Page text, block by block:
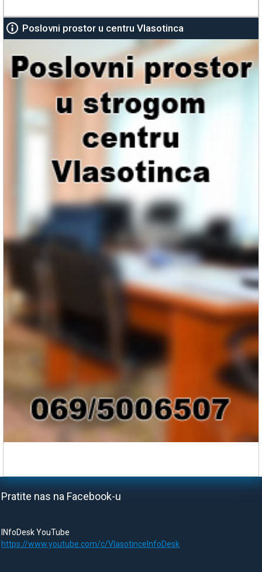
Poslovni prostor u centru Vlasotinca
Pratite nas na Facebook-u
INfoDesk YouTube
https://www.youtube.com/c/VlasotinceInfoDesk